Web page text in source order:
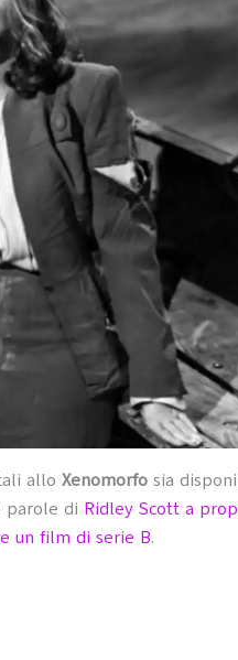
allo Xenomorfo sia
parole di Ridley Scott a
un film di serie B.